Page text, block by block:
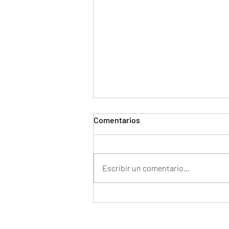
Comentarios
Escribir un comentario...